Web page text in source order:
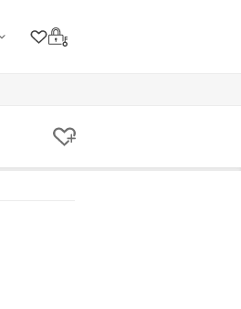
クリップリスト
ログイン
クリップする